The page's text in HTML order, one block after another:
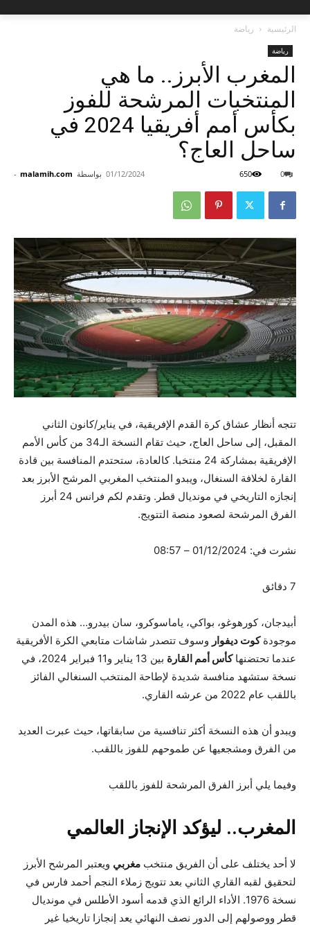
الرئيسية رياضة
رياضة
المغرب الأبرز.. ما هي
المنتخبات المرشحة للفوز
بكأس أمم أفريقيا 2024 في
ساحل العاج؟
بواسطة malamih.com
- 01/12/2024 0
650
تتجه أنظار عشاق كرة القدم الإفريقية، في يناير/كانون الثاني
المقبل، إلى ساحل العاج، حيث تقام النسخة الـ34 من كأس الأمم
الإفريقية بمشاركة 24 منتخبا. كالعادة، ستحتدم المنافسة بين قادة
القارة لخلافة السنغال، ويبدو المنتخب المغربي المرشح الأبرز بعد
إنجازه التاريخي في مونديال قطر. وتقدم لكم فرانس 24 أبرز
الفرق المرشحة لصعود منصة التتويج.
نشرت في: 01/12/2024 – 08:57
7 دقائق
أبيدجان، كورهوغو، بواكي، ياماسوكرو، سان بيدرو… هذه المدن
موجودةكوت ديفوار وسوف تتصدر شاشات متابعي الكرة الأفريقية
عندما تحتضنهاكأس أمم القارة
بين 13 يناير و11 فبراير 2024، في
نسخة ستشهد منافسة شديدة لإطاحة المنتخب السنغالي الفائز
باللقب عام 2022 من عرشه القاري.
ويبدو أن هذه النسخة أكثر تنافسية من سابقاتها، حيث عبرت العديد
من الفرق ومشجعيها عن طموحهم للفوز باللقب.
وفيما يلي أبرز الفرق المرشحة للفوز باللقب
المغرب.. ليؤكد الإنجاز العالمي
لا أحد يختلف على أن الفريق منتخب مغربي ويعتبر المرشح الأبرز
لتحقيق لقبه القاري الثاني بعد تتويج زملاء النجم أحمد فارس في
نسخة 1976. الأداء الرائع الذي قدمه أسود الأطلس في مونديال
قطر ووصولهم إلى الدور نصف النهائي يعد إنجازا تاريخيا غير